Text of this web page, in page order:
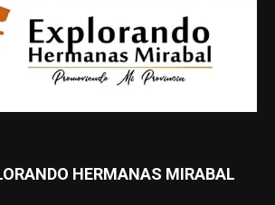
HERMANAS MIRABAL